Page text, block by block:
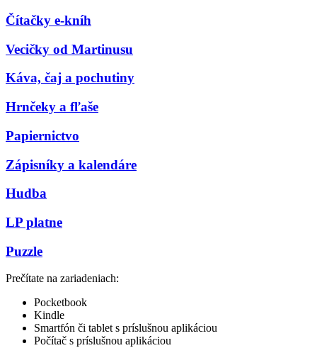
Čítačky e-kníh
Vecičky od Martinusu
Káva, čaj a pochutiny
Hrnčeky a fľaše
Papiernictvo
Zápisníky a kalendáre
Hudba
LP platne
Puzzle
Prečítate na zariadeniach:
Pocketbook
Kindle
Smartfón či tablet s príslušnou aplikáciou
Počítač s príslušnou aplikáciou